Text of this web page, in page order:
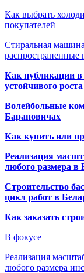
Как выбрать
покупателей
Стиральная
Как публикации
устойчивого
Волейбольные
Барановичах
Как купить или
Реализация
любого размера в
Строительство
цикл работ в
Как заказать
В фокусе
Реализация
любого размера